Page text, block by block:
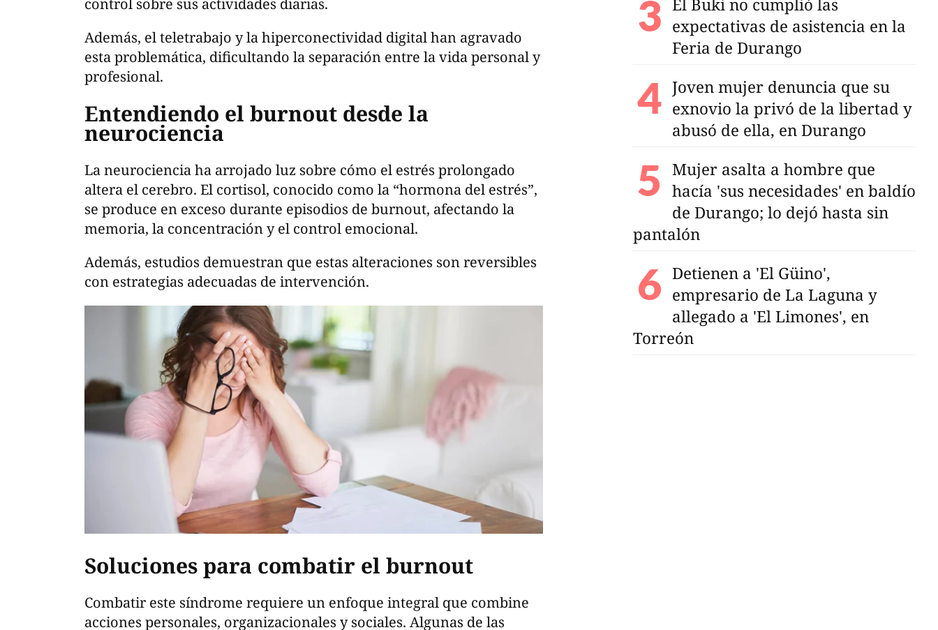
control sobre sus actividades diarias.
Además, el teletrabajo y la hiperconectividad digital han agravado
esta problemática, dificultando la separación entre la vida personal y
profesional.
Entendiendo el burnout desde la
neurociencia
La neurociencia ha arrojado luz sobre cómo el estrés prolongado
altera el cerebro. El cortisol, conocido como la “hormona del estrés”,
se produce en exceso durante episodios de burnout, afectando la
memoria, la concentración y el control emocional.
Además, estudios demuestran que estas alteraciones son reversibles
con estrategias adecuadas de intervención.
Soluciones para combatir el burnout
Combatir este síndrome requiere un enfoque integral que combine
acciones personales, organizacionales y sociales. Algunas de las
El Buki no cumplió las
expectativas de asistencia en la
Feria de Durango
Joven mujer denuncia que su
exnovio la privó de la libertad y
abusó de ella, en Durango
Mujer asalta a hombre que
hacía 'sus necesidades' en baldío
de Durango; lo dejó hasta sin
pantalón
Detienen a 'El Güino',
empresario de La Laguna y
allegado a 'El Limones', en
Torreón